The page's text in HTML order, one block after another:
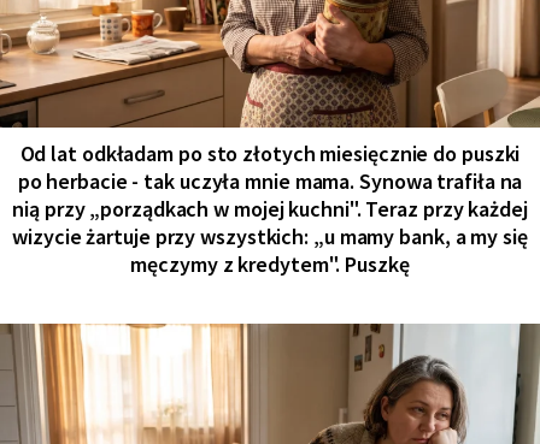
Od lat odkładam po sto złotych miesięcznie do puszki
po herbacie - tak uczyła mnie mama. Synowa trafiła na
nią przy „porządkach w mojej kuchni". Teraz przy każdej
wizycie żartuje przy wszystkich: „u mamy bank, a my się
męczymy z kredytem". Puszkę